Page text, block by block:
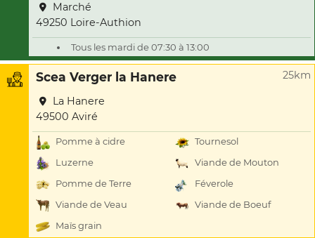
Marché
49250 Loire-Authion
Tous les mardi de 07:30 à 13:00
Scea Verger la Hanere 25km
La Hanere
49500 Aviré
Pomme à cidre
Tournesol
Luzerne
Viande de Mouton
Pomme de Terre
Féverole
Viande de Veau
Viande de Boeuf
Maïs grain